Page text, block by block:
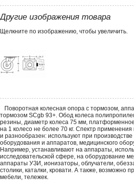
Другие изображения товара
Щелкните по изображению, чтобы увеличить.
Поворотная колесная опора с тормозом,
тормозом SCgb 93+. Обод колеса
резины, диаметр колеса 75 мм, платформенное
на 1 колесо не более 70 кг. Спектр
и разнообразен: используют при
оборудования и аппаратов, медицинского
Например, устанавливают на аппараты,
исследовательской сфере, на оборудование
аппараты УЗИ, ионизаторы, облучатели,
столики, каталки, кровати. А также, возможно
мебели, тележек.